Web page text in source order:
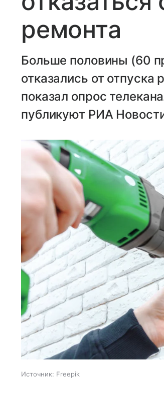
ремонта
Больше половины (60
отказались от отпуска
показал опрос
публикуют РИА
Источник: Freepik